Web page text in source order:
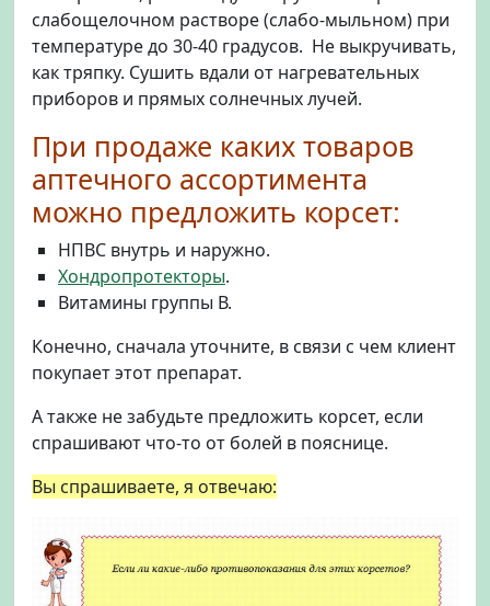
слабощелочном растворе (слабо-мыльном) при
температуре до 30-40 градусов. Не выкручивать,
как тряпку. Сушить вдали от нагревательных
приборов и прямых солнечных лучей.
При продаже каких товаров
аптечного ассортимента
можно предложить корсет:
НПВС внутрь и наружно.
Хондропротекторы.
Витамины группы В.
Конечно, сначала уточните, в связи с чем клиент
покупает этот препарат.
А также не забудьте предложить корсет, если
спрашивают что-то от болей в пояснице.
Вы спрашиваете, я отвечаю: